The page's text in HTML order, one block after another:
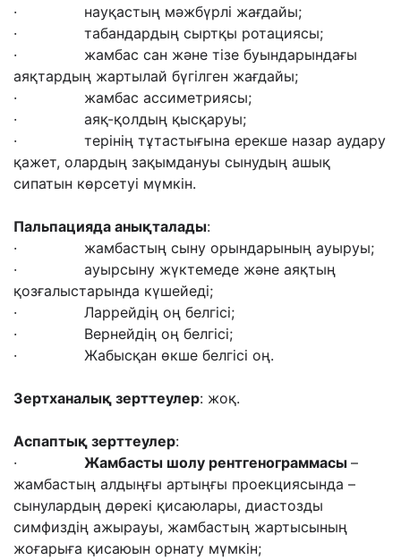
· науқастың мәжбүрлі жағдайы;
· табандардың сыртқы ротациясы;
· жамбас сан және тізе буындарындағы
аяқтардың жартылай бүгілген жағдайы;
· жамбас ассиметриясы;
· аяқ-қолдың қысқаруы;
· терінің тұтастығына ерекше назар аудару
қажет, олардың зақымдануы сынудың ашық
сипатын көрсетуі мүмкін.
Пальпацияда анықталады:
· жамбастың сыну орындарының ауыруы;
· ауырсыну жүктемеде және аяқтың
қозғалыстарында күшейеді;
· Ларрейдің оң белгісі;
· Вернейдің оң белгісі;
· Жабысқан өкше белгісі оң.
Зертханалық зерттеулер: жоқ.
Аспаптық зерттеулер:
· Жамбасты шолу рентгенограммасы –
жамбастың алдыңғы артыңғы проекциясында –
сынулардың дөрекі қисаюлары, диастозды
симфиздің ажырауы, жамбастың жартысының
жоғарыға қисаюын орнату мүмкін;